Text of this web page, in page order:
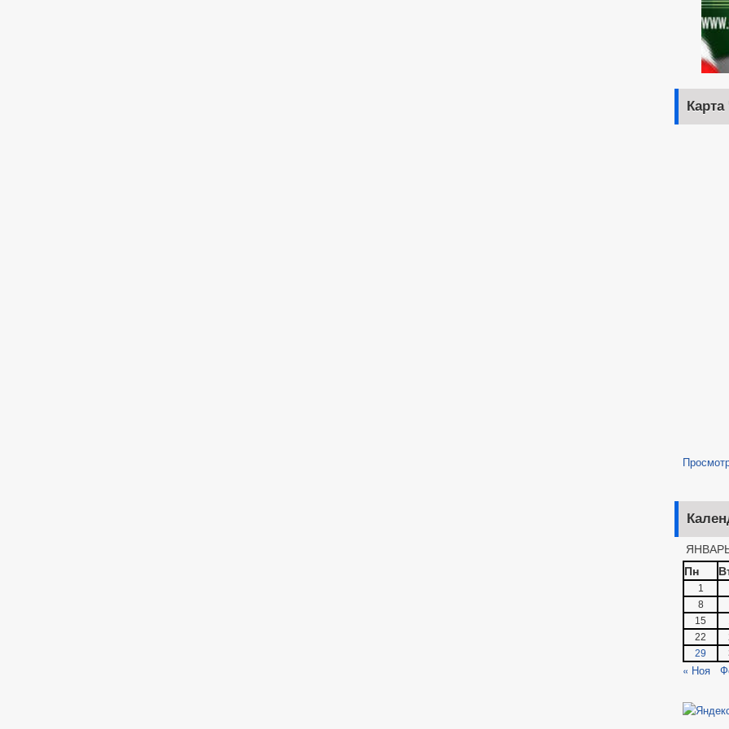
Пн
1
8
15
22
29
« Ноя